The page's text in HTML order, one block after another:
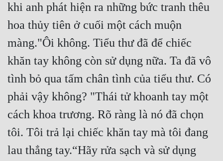
khi anh phát hiện ra những bức tranh thêu
hoa thủy tiên ở cuối một cách muộn
màng."Ôi không. Tiểu thư đã để chiếc
khăn tay không còn sử dụng nữa. Ta đã vô
tình bỏ qua tấm chân tình của tiểu thư. Có
phải vậy không? "Thái tử khoanh tay một
cách khoa trương. Rõ ràng là nó đã chọn
tôi. Tôi trả lại chiếc khăn tay mà tôi đang
lau thẳng tay.“Hãy rửa sạch và sử dụng